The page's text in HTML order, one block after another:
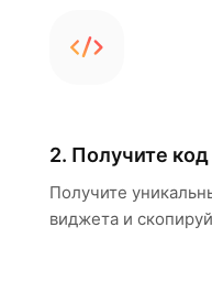
2. Получите код
Получите
виджета и